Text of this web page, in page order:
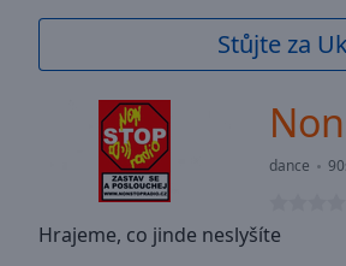
Current
-:-
TypeLIVE
Stůjte za
dance
Hrajeme, co jinde neslyšíte